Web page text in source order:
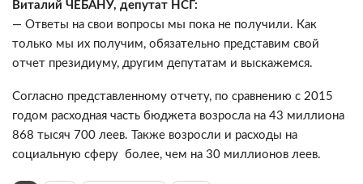
Виталий ЧЕБАНУ, депутат НСГ:
— Ответы на свои вопросы мы пока не получили. Как
только мы их получим, обязательно представим свой
отчет президиуму, другим депутатам и выскажемся.
Согласно представленному отчету, по сравнению с 2015
годом расходная часть бюджета возросла на 43 миллиона
868 тысяч 700 леев. Также возросли и расходы на
социальную сферу более, чем на 30 миллионов леев.